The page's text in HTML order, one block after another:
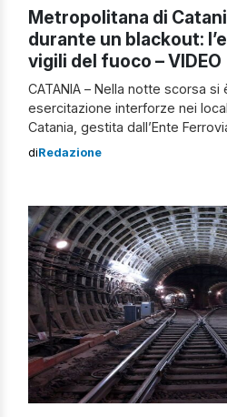
Metropolitana di
durante un blackout:
vigili del fuoco – VIDEO
CATANIA – Nella notte scorsa
esercitazione interforze nei
Catania, gestita dall’Ente
esercitativa ha coinvolto oltre
collaborazione con la
diRedazione